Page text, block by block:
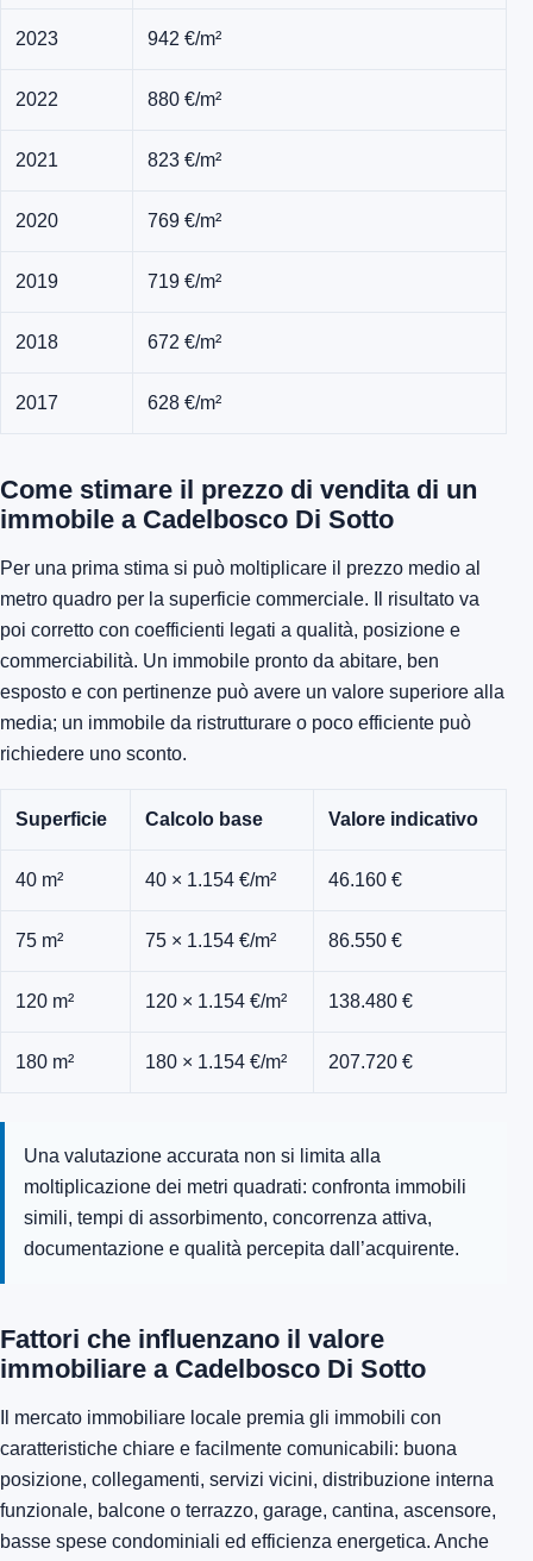
2023 942 €/m²
2022 880 €/m²
2021 823 €/m²
2020 769 €/m²
2019 719 €/m²
2018 672 €/m²
2017 628 €/m²
Come stimare il prezzo di vendita di un
immobile a Cadelbosco Di Sotto
Per una prima stima si può moltiplicare il prezzo medio al
metro quadro per la superficie commerciale. Il risultato va
poi corretto con coefficienti legati a qualità, posizione e
commerciabilità. Un immobile pronto da abitare, ben
esposto e con pertinenze può avere un valore superiore alla
media; un immobile da ristrutturare o poco efficiente può
richiedere uno sconto.
Superficie Calcolo base Valore indicativo
40 m² 40 × 1.154 €/m² 46.160 €
75 m² 75 × 1.154 €/m² 86.550 €
120 m² 120 × 1.154 €/m² 138.480 €
180 m² 180 × 1.154 €/m² 207.720 €
Una valutazione accurata non si limita alla
moltiplicazione dei metri quadrati: confronta immobili
simili, tempi di assorbimento, concorrenza attiva,
documentazione e qualità percepita dall’acquirente.
Fattori che influenzano il valore
immobiliare a Cadelbosco Di Sotto
Il mercato immobiliare locale premia gli immobili con
caratteristiche chiare e facilmente comunicabili: buona
posizione, collegamenti, servizi vicini, distribuzione interna
funzionale, balcone o terrazzo, garage, cantina, ascensore,
basse spese condominiali ed efficienza energetica. Anche